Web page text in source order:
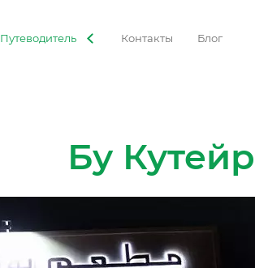
Путеводитель Контакты Блог
Бу Кутейр